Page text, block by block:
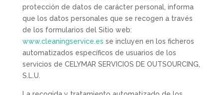
protección de datos de carácter personal, informa
que los datos personales que se recogen a través
de los formularios del Sitio web:
www.cleaningservice.es se incluyen en los ficheros
automatizados específicos de usuarios de los
servicios de CELYMAR SERVICIOS DE OUTSOURCING,
S.L.U.